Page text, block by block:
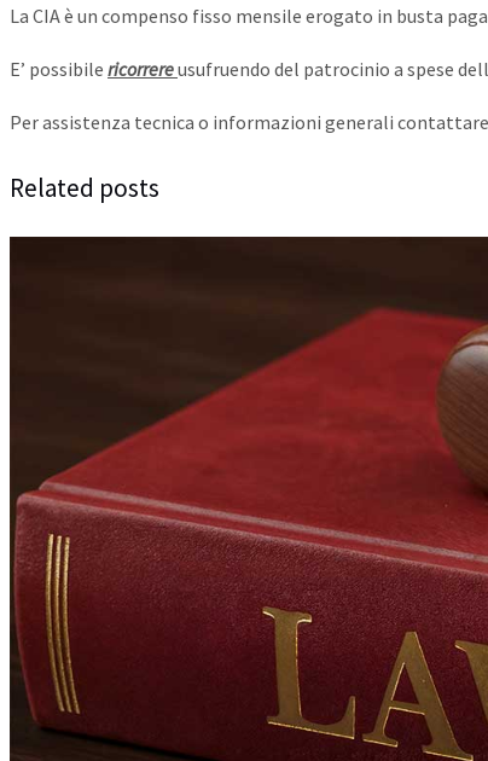
La CIA è un compenso fisso mensile erogato in busta
E’ possibile ricorrereusufruendo del patrocinio a spese
Per assistenza tecnica o informazioni generali
Related posts